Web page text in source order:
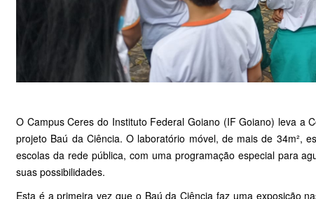
O Campus Ceres do Instituto Federal Goiano (IF Goiano) leva a
projeto Baú da Ciência. O laboratório móvel, de mais de 34m²,
escolas da rede pública, com uma programação especial para
suas possibilidades.
Esta é a primeira vez que o Baú da Ciência faz uma exposição